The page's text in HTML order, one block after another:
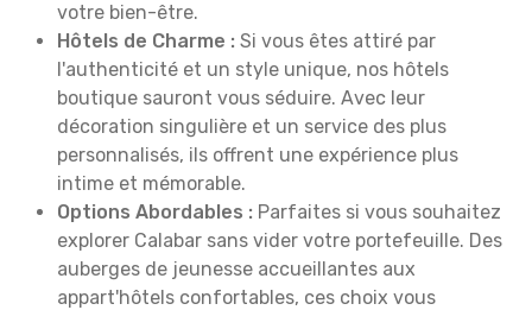
votre bien-être.
Hôtels de Charme : Si vous êtes attiré par
l'authenticité et un style unique, nos hôtels
boutique sauront vous séduire. Avec leur
décoration singulière et un service des plus
personnalisés, ils offrent une expérience plus
intime et mémorable.
Options Abordables : Parfaites si vous souhaitez
explorer Calabar sans vider votre portefeuille. Des
auberges de jeunesse accueillantes aux
appart'hôtels confortables, ces choix vous